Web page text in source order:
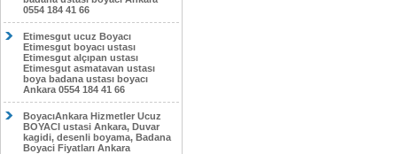
0554 184 41 66
Etimesgut ucuz Boyacı
Etimesgut boyacı ustası
Etimesgut alçıpan ustası
Etimesgut asmatavan ustası
boya badana ustası boyacı
Ankara 0554 184 41 66
BoyacıAnkara Hizmetler Ucuz
BOYACI ustasi Ankara, Duvar
kagidi, desenli boyama, Badana
Boyaci Fiyatları Ankara